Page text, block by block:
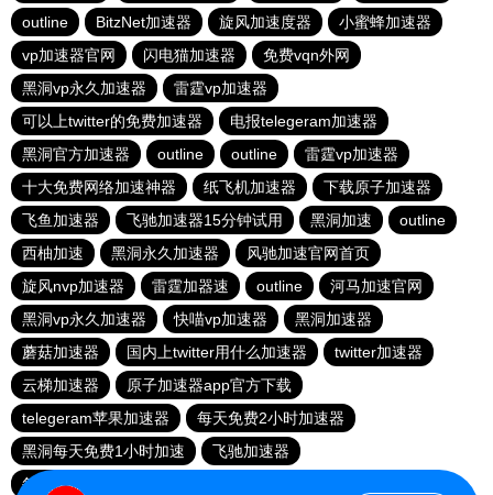
outline
BitzNet加速器 旋风加速度器
小蜜蜂加速器
vp加速器官网
闪电猫加速器
免费vqn外网
黑洞vp永久加速器
雷霆vp加速器
可以上twitter的免费加速器
电报telegeram加速器
黑洞官方加速器
outline outline
雷霆vp加速器
十大免费网络加速神器
纸飞机加速器
下载原子加速器
飞鱼加速器
飞驰加速器15分钟试用 黑洞加速
outline
西柚加速
黑洞永久加速器
风驰加速官网首页
旋风nvp加速器
雷霆加器速 outline
河马加速官网
黑洞vp永久加速器
快喵vp加速器
黑洞加速器
蘑菇加速器
国内上twitter用什么加速器
twitter加速器
云梯加速器
原子加速器app官方下载
telegeram苹果加速器
每天免费2小时加速器
黑洞每天免费1小时加速
飞驰加速器
每天试用一小时加速器